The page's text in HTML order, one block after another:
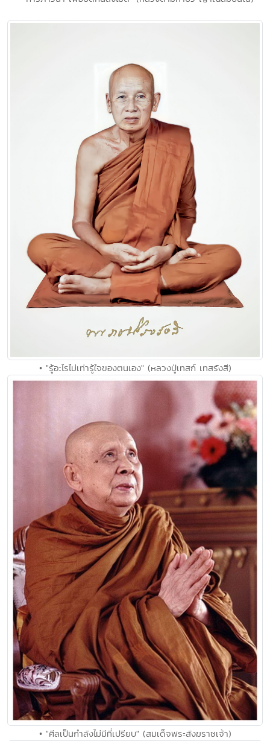
• "รู้อะไรไม่เท่ารู้ใจของตนเอง" (หลวงปู่เทสก์ เทสรังสี)
• "ศีลเป็นกำลังไม่มีที่เปรียบ" (สมเด็จพระสังฆราชเจ้า)